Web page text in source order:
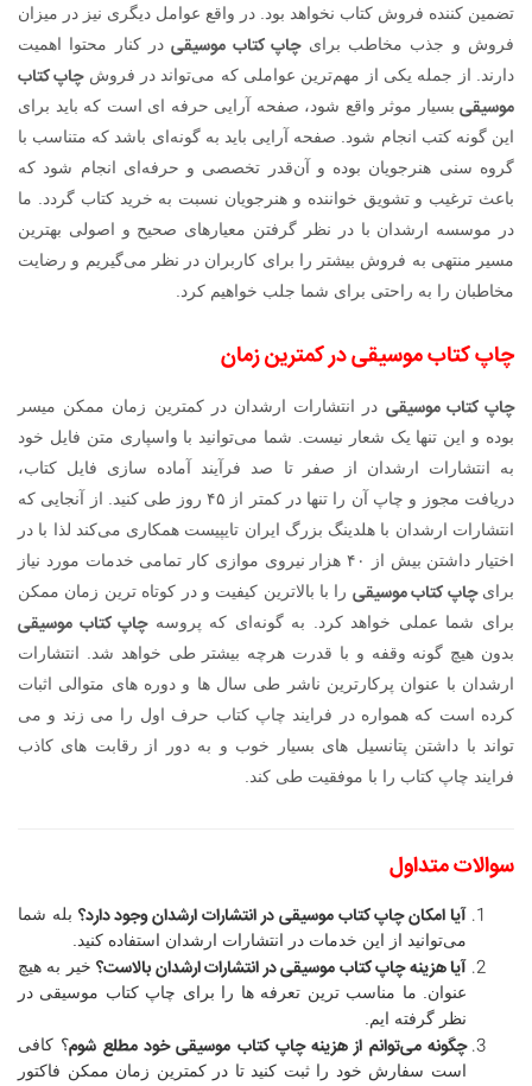
تضمین کننده فروش کتاب نخواهد بود. در واقع عوامل دیگری نیز در میزان
فروش و جذب مخاطب برایچاپ کتاب موسیقیدر کنار محتوا اهمیت
دارند. از جمله یکی از مهم‌ترین عواملی که می‌تواند در فروشچاپ کتاب
موسیقی بسیار موثر واقع شود، صفحه آرایی حرفه ای است که باید برای
این گونه کتب انجام شود. صفحه آرایی باید به گونه‌ای باشد که متناسب با
گروه سنی هنرجویان بوده و آن‌قدر تخصصی و حرفه‌ای انجام شود که
باعث ترغیب و تشویق خواننده و هنرجویان نسبت به خرید کتاب گردد. ما
در موسسه ارشدان با در نظر گرفتن معیارهای صحیح و اصولی بهترین
مسیر منتهی به فروش بیشتر را برای کاربران در نظر می‌گیریم و رضایت
مخاطبان را به راحتی برای شما جلب خواهیم کرد.
چاپ کتاب موسیقی در کمترین زمان
چاپ کتاب موسیقی در انتشارات ارشدان در کمترین زمان ممکن میسر
بوده و این تنها یک شعار نیست. شما می‌توانید با واسپاری متن فایل خود
به انتشارات ارشدان از صفر تا صد فرآیند آماده سازی فایل کتاب،
دریافت مجوز و چاپ آن را تنها در کمتر از ۴۵ روز طی کنید. از آنجایی که
انتشارات ارشدان با هلدینگ بزرگ ایران تایپیست همکاری می‌کند لذا با در
اختیار داشتن بیش از ۴۰ هزار نیروی موازی کار تمامی خدمات مورد نیاز
برایچاپ کتاب موسیقی را با بالاترین کیفیت و در کوتاه ترین زمان ممکن
برای شما عملی خواهد کرد. به گونه‌ای که پروسهچاپ کتاب موسیقی
بدون هیچ گونه وقفه و با قدرت هرچه بیشتر طی خواهد شد. انتشارات
ارشدان با عنوان پرکارترین ناشر طی سال ها و دوره های متوالی اثبات
کرده است که همواره در فرایند چاپ کتاب حرف اول را می زند و می
تواند با داشتن پتانسیل های بسیار خوب و به دور از رقابت های کاذب
فرایند چاپ کتاب را با موفقیت طی کند.
سوالات متداول
آیا امکان چاپ کتاب موسیقی در انتشارات ارشدان وجود دارد؟ بله شما
می‌توانید از این خدمات در انتشارات ارشدان استفاده کنید.
آیا هزینه چاپ کتاب موسیقی در انتشارات ارشدان بالاست؟خیر به هیچ
عنوان. ما مناسب ترین تعرفه ها را برای چاپ کتاب موسیقی در
نظر گرفته ایم.
چگونه می‌توانم از هزینه چاپ کتاب موسیقی خود مطلع شوم؟ کافی
است سفارش خود را ثبت کنید تا در کمترین زمان ممکن فاکتور